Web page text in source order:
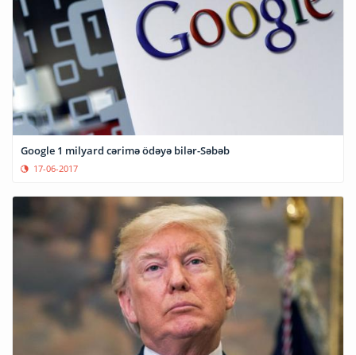
Google 1 milyard cərimə ödəyə bilər-Səbəb
17-06-2017